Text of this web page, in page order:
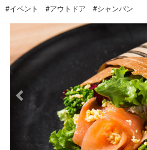
#イベント #アウトドア #シャンパン